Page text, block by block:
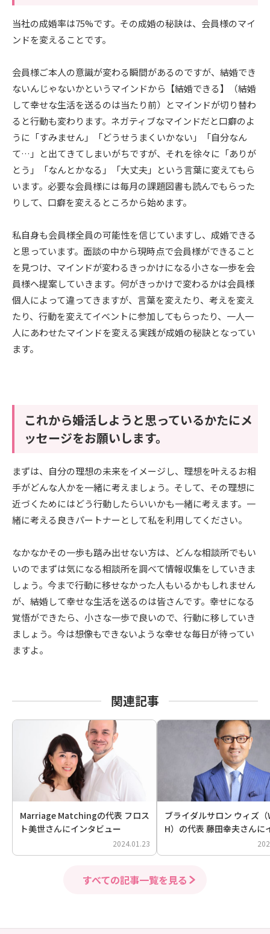
当社の成婚率は75%です。その成婚の秘訣は、会員様のマイ
ンドを変えることです。
会員様ご本人の意識が変わる瞬間があるのですが、結婚でき
ないんじゃないかというマインドから【結婚できる】（結婚
して幸せな生活を送るのは当たり前）とマインドが切り替わ
ると行動も変わります。ネガティブなマインドだと口癖のよ
うに「すみません」「どうせうまくいかない」「自分なん
て…」と出てきてしまいがちですが、それを徐々に「ありが
とう」「なんとかなる」「大丈夫」という言葉に変えてもら
います。必要な会員様には毎月の課題図書も読んでもらった
りして、口癖を変えるところから始めます。
私自身も会員様全員の可能性を信じていますし、成婚できる
と思っています。面談の中から現時点で会員様ができること
を見つけ、マインドが変わるきっかけになる小さな一歩を会
員様へ提案していきます。何がきっかけで変わるかは会員様
個人によって違ってきますが、言葉を変えたり、考えを変え
たり、行動を変えてイベントに参加してもらったり、一人一
人にあわせたマインドを変える実践が成婚の秘訣となってい
ます。
これから婚活しようと思っているかたにメ
ッセージをお願いします。
まずは、自分の理想の未来をイメージし、理想を叶えるお相
手がどんな人かを一緒に考えましょう。そして、その理想に
近づくためにはどう行動したらいいかも一緒に考えます。一
緒に考える良きパートナーとして私を利用してください。
なかなかその一歩も踏み出せない方は、どんな相談所でもい
いのでまずは気になる相談所を調べて情報収集をしていきま
しょう。今まで行動に移せなかった人もいるかもしれません
が、結婚して幸せな生活を送るのは皆さんです。幸せになる
覚悟ができたら、小さな一歩で良いので、行動に移していき
ましょう。今は想像もできないような幸せな毎日が待ってい
ますよ。
関連記事
Marriage Matchingの代表 フロス
ト美世さんにインタビュー
2024.01.23
ブライダルサロン ウィズ
H）の代表 藤田幸夫さんに
すべての記事一覧を見る